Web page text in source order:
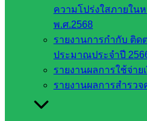
ความโปร่งใสภายใน
พ.ศ.2568
รายงานการกำกับ ติด
ประมาณประจำปี
รายงานผลการใช้จ่า
รายงานผลการสำรว
ส.ก.ส.ค